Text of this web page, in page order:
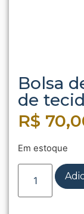
Bolsa
de
R$
Em estoque